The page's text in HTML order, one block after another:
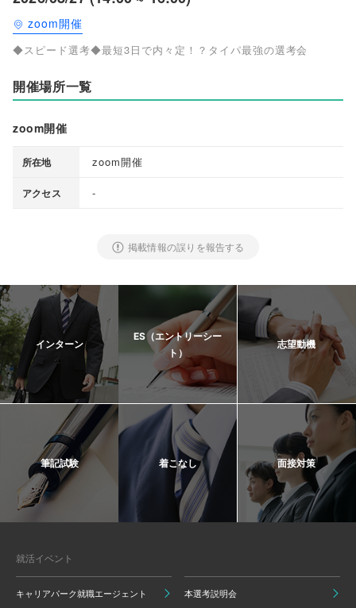
zoom開催
◆スピード選考◆最短3日で内々定！？タイパ最強の選考会
開催場所一覧
zoom開催
所在地 zoom開催
アクセス -
掲載情報の誤りを報告する
インターン
ES（エントリーシー
ト）
志望動機
筆記試験 着こなし 面接対策
就活イベント
キャリアパーク就職エージェント 本選考説明会